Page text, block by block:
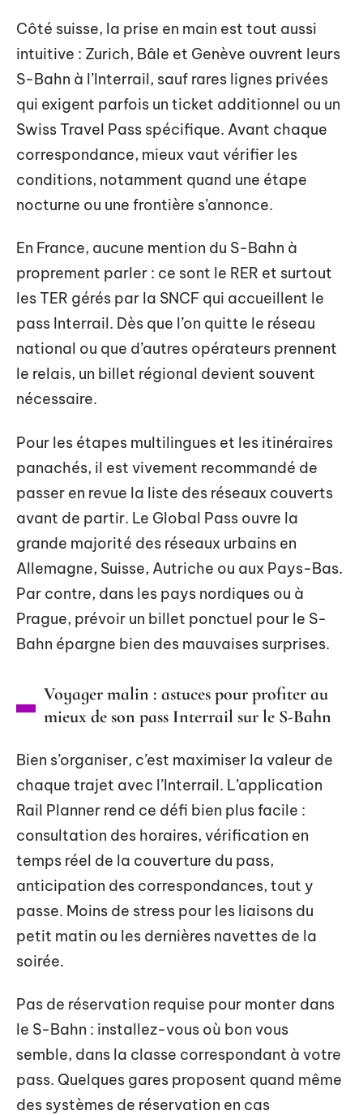
Côté suisse, la prise en main est tout aussi
intuitive : Zurich, Bâle et Genève ouvrent leurs
S-Bahn à l’Interrail, sauf rares lignes privées
qui exigent parfois un ticket additionnel ou un
Swiss Travel Pass spécifique. Avant chaque
correspondance, mieux vaut vérifier les
conditions, notamment quand une étape
nocturne ou une frontière s’annonce.
En France, aucune mention du S-Bahn à
proprement parler : ce sont le RER et surtout
les TER gérés par la SNCF qui accueillent le
pass Interrail. Dès que l’on quitte le réseau
national ou que d’autres opérateurs prennent
le relais, un billet régional devient souvent
nécessaire.
Pour les étapes multilingues et les itinéraires
panachés, il est vivement recommandé de
passer en revue la liste des réseaux couverts
avant de partir. Le Global Pass ouvre la
grande majorité des réseaux urbains en
Allemagne, Suisse, Autriche ou aux Pays-Bas.
Par contre, dans les pays nordiques ou à
Prague, prévoir un billet ponctuel pour le S-
Bahn épargne bien des mauvaises surprises.
Voyager malin : astuces pour profiter au
mieux de son pass Interrail sur le S-Bahn
Bien s’organiser, c’est maximiser la valeur de
chaque trajet avec l’Interrail. L’application
Rail Planner rend ce défi bien plus facile :
consultation des horaires, vérification en
temps réel de la couverture du pass,
anticipation des correspondances, tout y
passe. Moins de stress pour les liaisons du
petit matin ou les dernières navettes de la
soirée.
Pas de réservation requise pour monter dans
le S-Bahn : installez-vous où bon vous
semble, dans la classe correspondant à votre
pass. Quelques gares proposent quand même
des systèmes de réservation en cas